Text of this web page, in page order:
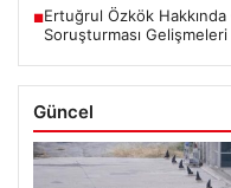
■Ertuğrul Özkök
Soruşturması Gelişmeleri
Güncel